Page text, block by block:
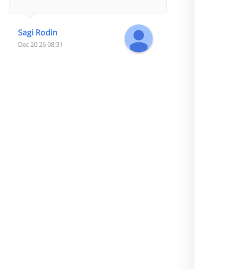
מדהימה, הכל מאוד מקצועי ובלי פעולות ובזבוז
זמן מיותר. כמו כן הוא הצליח להשיג לנו עסקה
נהדרת. בהמשך הדרך כשהיינו צריכים ליווי גם
Sagi Rodin
08:31 26 Dec 20